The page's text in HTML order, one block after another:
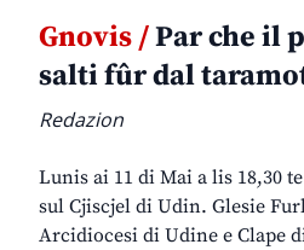
Gnovis /Par che il
salti fûr dal
Redazion
Lunis ai 11 di Mai a lis 18,30
sul Cjiscjel di Udin. Glesie
Arcidiocesi di Udine e Clape